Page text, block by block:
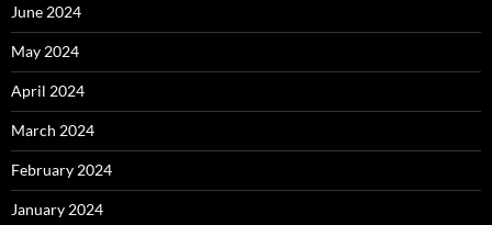
June 2024
May 2024
April 2024
March 2024
February 2024
January 2024